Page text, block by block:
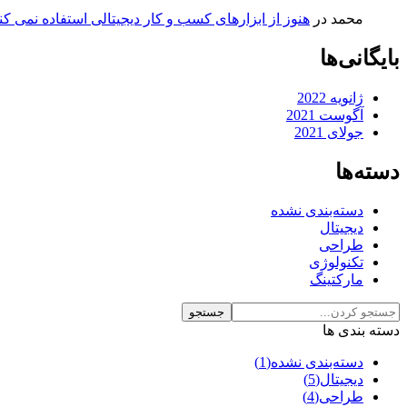
محمد در هنوز از ابزارهای کسب و کار دیجیتالی استفاده نمی
بایگانی‌ها
ژانویه 2022
آگوست 2021
جولای 2021
دسته‌ها
دسته‌بندی نشده
دیجیتال
طراحی
تکنولوژی
مارکتینگ
دسته بندی ها
دسته‌بندی نشده(1)
دیجیتال(5)
طراحی(4)